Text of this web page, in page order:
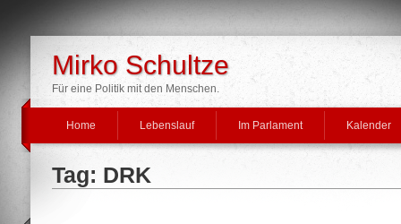
Mirko Schultze
Für eine Politik mit den Menschen.
Home Lebenslauf Im Parlament Kalender
Tag: DRK